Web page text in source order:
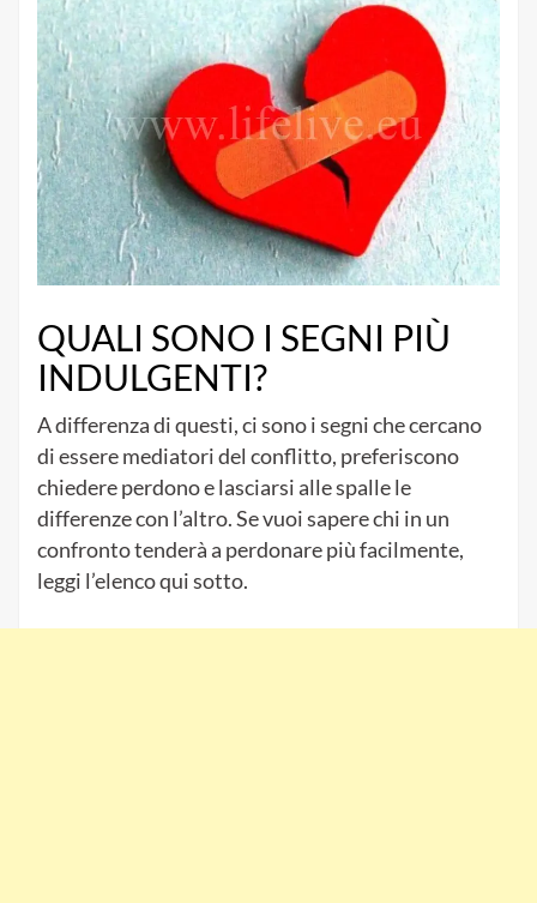
QUALI SONO I SEGNI PIÙ
INDULGENTI?
A differenza di questi, ci sono i segni che cercano
di essere mediatori del conflitto, preferiscono
chiedere perdono e lasciarsi alle spalle le
differenze con l’altro. Se vuoi sapere chi in un
confronto tenderà a perdonare più facilmente,
leggi l’elenco qui sotto.